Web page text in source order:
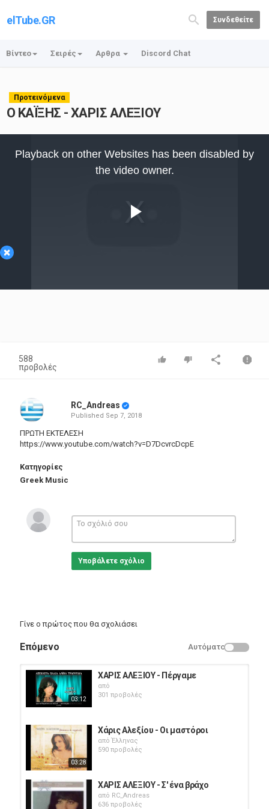
elTube.GR Συνδεθείτε
Βίντεο Σειρές Αρθρα Discord Chat
Προτεινόμενα
Ο ΚΑΪΞΗΣ - ΧΑΡΙΣ ΑΛΕΞΙΟΥ
×
Video
Playback on other Websites has been disabled by
the video owner.
588
προβολές
RC_Andreas
Published Sep 7, 2018
ΠΡΩΤΗ ΕΚΤΕΛΕΣΗ
https://www.youtube.com/watch?v=D7DcvrcDcpE
Κατηγορίες
Greek Music
Υποβάλετε σχόλιο
Γίνε ο πρώτος που θα σχολιάσει
Επόμενο Αυτόματο
03:12
ΧΑΡΙΣ ΑΛΕΞΙΟΥ - Πέργαμε
από
301 προβολές
03:28
Χάρις Αλεξίου - Οι μαστόροι
απόΈλληνας
590 προβολές
ΧΑΡΙΣ ΑΛΕΞΙΟΥ - Σ' ένα βράχο
από RC_Andreas
636 προβολές